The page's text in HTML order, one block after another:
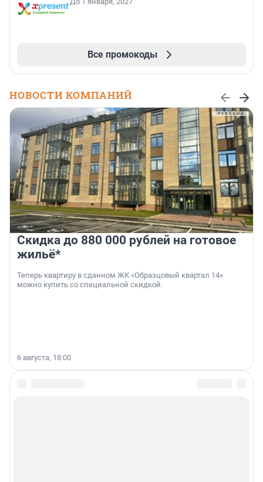
Все промокоды
НОВОСТИ КОМПАНИЙ
Скидка до 880 000 рублей на готовое
жильё*
Теперь квартиру в сданном ЖК «Образцовый квартал 14»
можно купить со специальной скидкой.
6 августа, 18:00